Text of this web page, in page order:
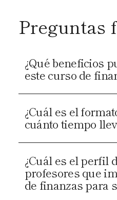
Preguntas
¿Qué beneficios
este curso de
¿Cuál es el
cuánto tiempo
¿Cuál es el perfil
profesores que
de finanzas para